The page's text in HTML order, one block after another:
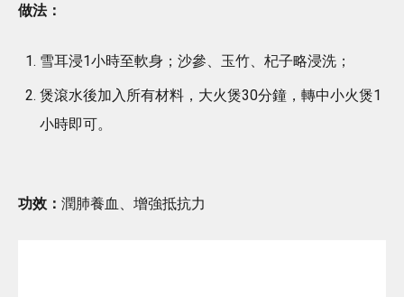
做法：
雪耳浸1小時至軟身；沙參、玉竹、杞子略浸洗；
煲滾水後加入所有材料，大火煲30分鐘，轉中小火煲1
小時即可。
功效： 潤肺養血、增強抵抗力